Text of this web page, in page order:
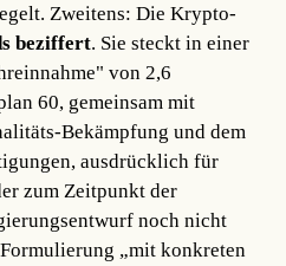
Zweitens: Die Krypto-
beziffert. Sie steckt in einer
von 2,6
60, gemeinsam mit
Bekämpfung und dem
ausdrücklich für
zum Zeitpunkt der
noch nicht
„mit konkreten